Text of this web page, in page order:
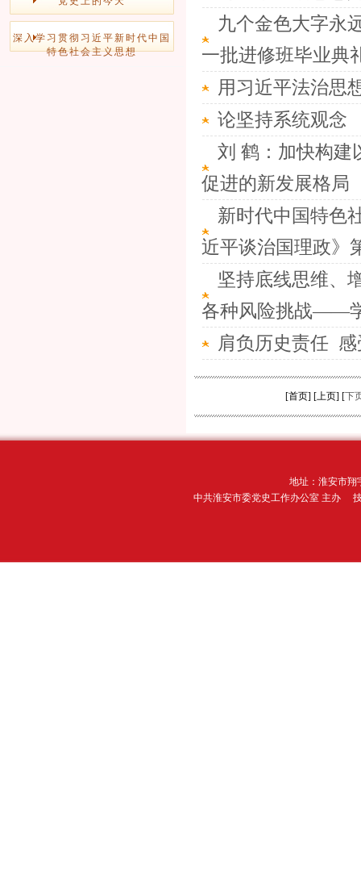
深入学习贯彻习近平新时代中国
特色社会主义思想
九个金色大字永
一批进修班毕业典
用习近平法治思
论坚持系统观念
刘 鹤：加快构建
促进的新发展格局
新时代中国特色
近平谈治国理政》
坚持底线思维、
各种风险挑战——
肩负历史责任
[首页] [上页] [下
地址：淮安市翔
中共淮安市委党史工作办公室 主办